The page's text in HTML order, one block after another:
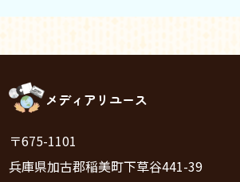
メディアリユース
〒675-1101
兵庫県加古郡稲美町下草谷441-39